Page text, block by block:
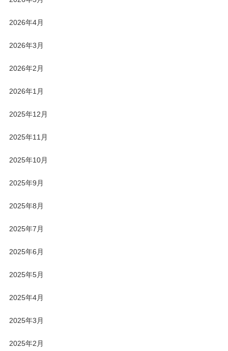
2026年4月
2026年3月
2026年2月
2026年1月
2025年12月
2025年11月
2025年10月
2025年9月
2025年8月
2025年7月
2025年6月
2025年5月
2025年4月
2025年3月
2025年2月